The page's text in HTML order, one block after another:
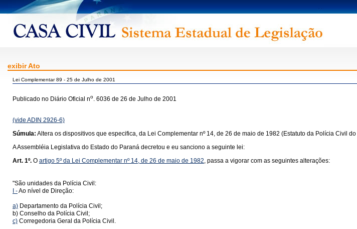
exibir Ato
Lei Complementar 89 - 25 de Julho de 2001
Publicado no Diário Oficial no. 6036 de 26 de Julho de 2001
(vide ADIN 2926-6)
Súmula: Altera os dispositivos que especifica, da Lei Complementar nº 14, de 26 de maio de 1982 (Estatuto da Polícia Civil
A Assembléia Legislativa do Estado do Paraná decretou e eu sanciono a seguinte lei:
Art. 1º. O artigo 5º da Lei Complementar nº 14, de 26 de maio de 1982, passa a vigorar com as seguintes alterações:
"São unidades da Polícia Civil:
I -Ao nível de Direção:
a) Departamento da Polícia Civil;
b) Conselho da Polícia Civil;
c) Corregedoria Geral da Polícia Civil.